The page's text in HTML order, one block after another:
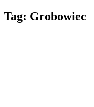
Tag: Grobowiec